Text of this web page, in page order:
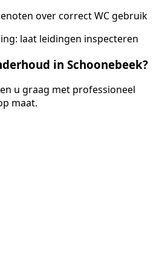
over correct WC gebruik
laat leidingen inspecteren
in Schoonebeek?
u graag met professioneel
maat.